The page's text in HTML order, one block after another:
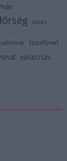
sport
tiszafüred
választás